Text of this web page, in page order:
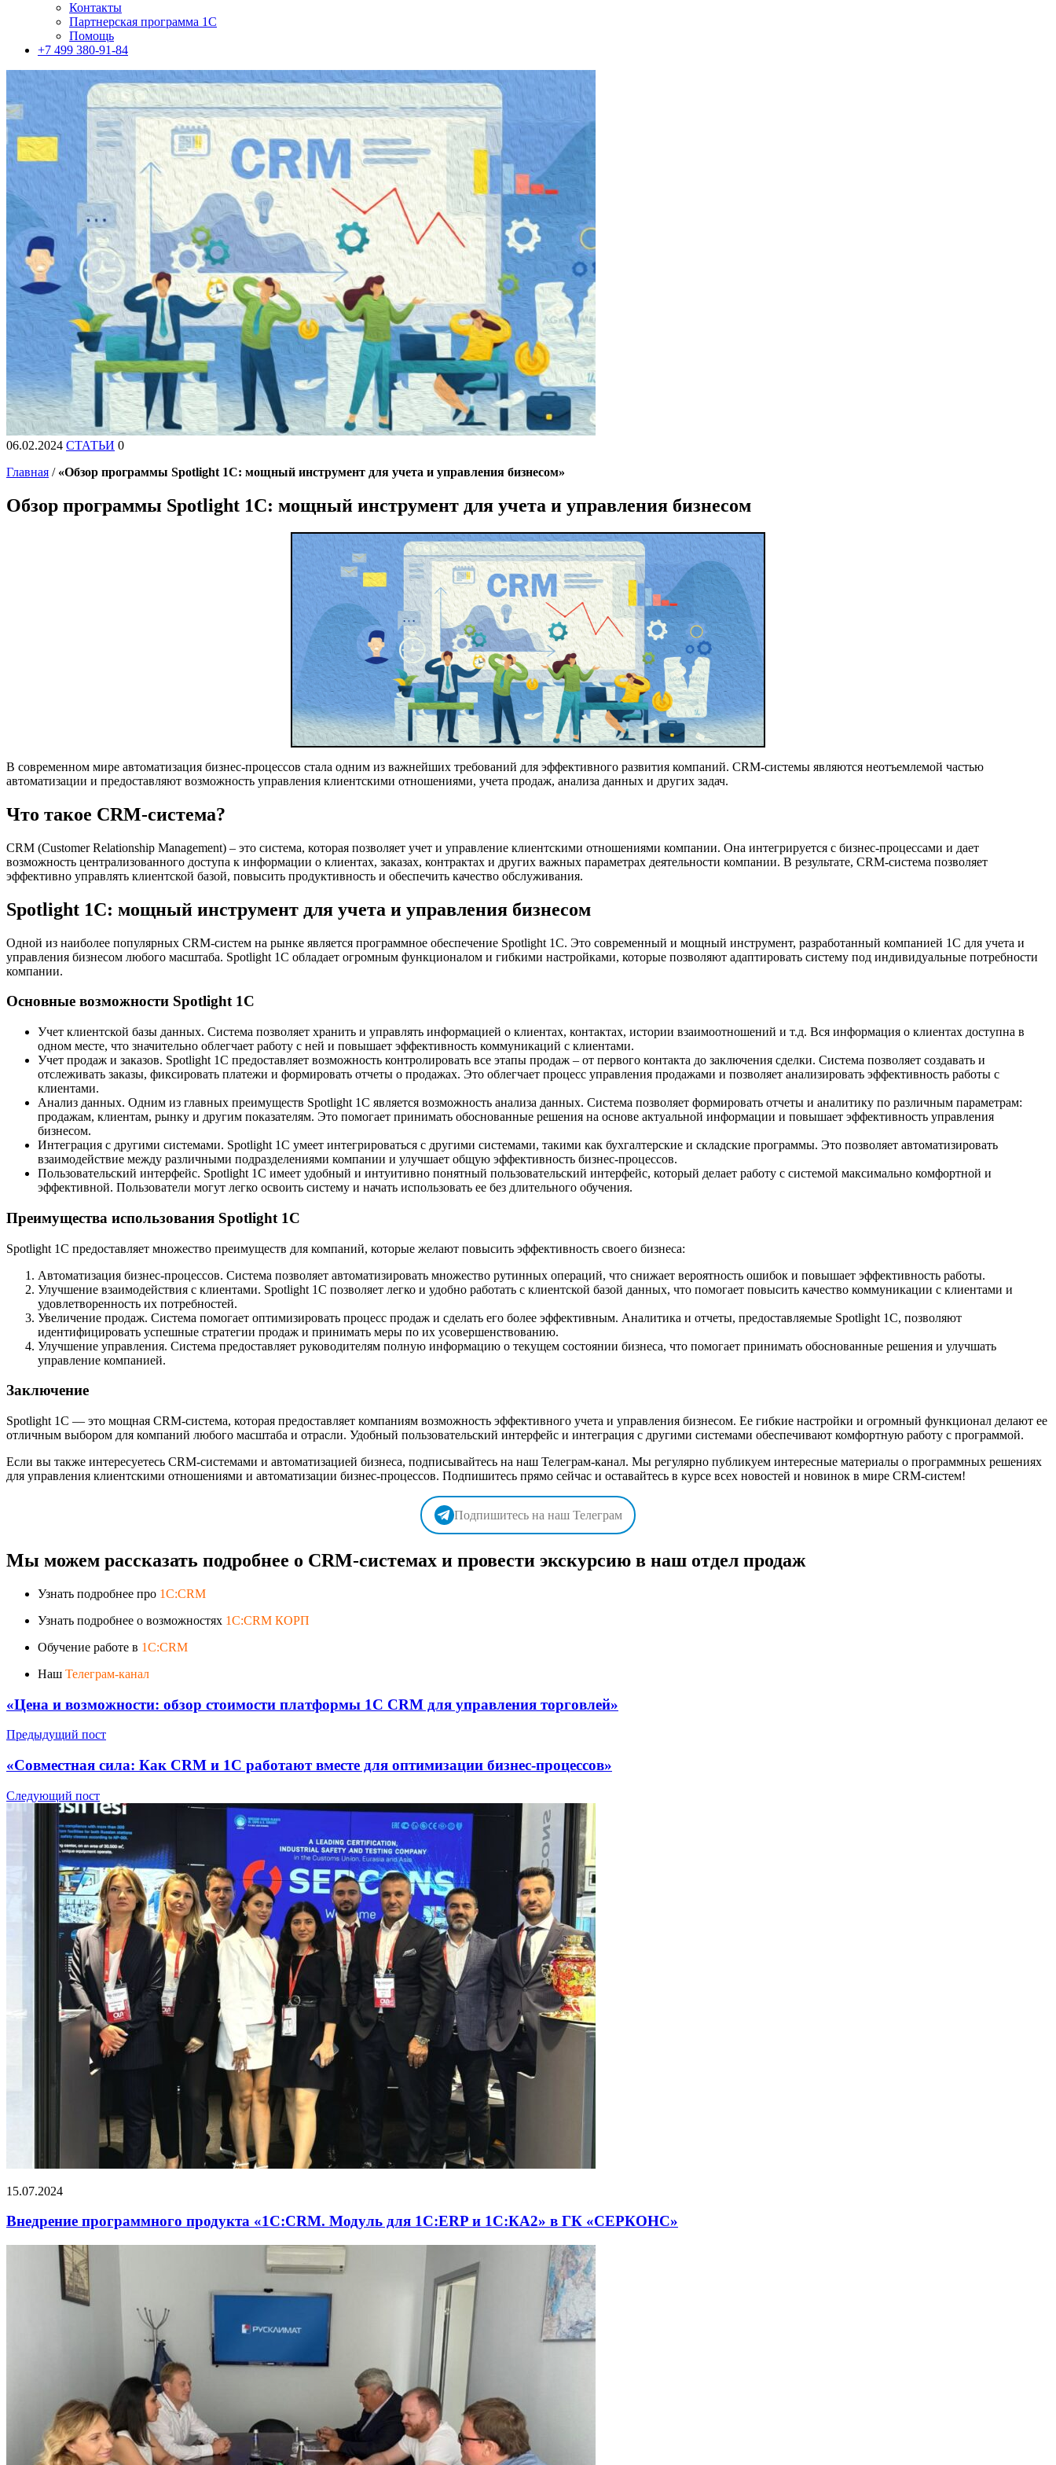
Контакты
Партнерская программа 1С
Помощь
+7 499 380-91-84
06.02.2024 СТАТЬИ 0
Главная / «Обзор программы Spotlight 1C: мощный инструмент для учета и управления бизнесом»
Обзор программы Spotlight 1C: мощный инструмент для учета и управления бизнесом
В современном мире автоматизация бизнес-процессов стала одним из важнейших требований для эффективного развития компаний. CRM-системы являются неотъемлемой частью
автоматизации и предоставляют возможность управления клиентскими отношениями, учета продаж, анализа данных и других задач.
Что такое CRM-система?
CRM (Customer Relationship Management) – это система, которая позволяет учет и управление клиентскими отношениями компании. Она интегрируется с бизнес-процессами и дает
возможность централизованного доступа к информации о клиентах, заказах, контрактах и других важных параметрах деятельности компании. В результате, CRM-система позволяет
эффективно управлять клиентской базой, повысить продуктивность и обеспечить качество обслуживания.
Spotlight 1C: мощный инструмент для учета и управления бизнесом
Одной из наиболее популярных CRM-систем на рынке является программное обеспечение Spotlight 1C. Это современный и мощный инструмент, разработанный компанией 1C для учета и
управления бизнесом любого масштаба. Spotlight 1C обладает огромным функционалом и гибкими настройками, которые позволяют адаптировать систему под индивидуальные потребности
компании.
Основные возможности Spotlight 1C
Учет клиентской базы данных. Система позволяет хранить и управлять информацией о клиентах, контактах, истории взаимоотношений и т.д. Вся информация о клиентах доступна в
одном месте, что значительно облегчает работу с ней и повышает эффективность коммуникаций с клиентами.
Учет продаж и заказов. Spotlight 1C предоставляет возможность контролировать все этапы продаж – от первого контакта до заключения сделки. Система позволяет создавать и
отслеживать заказы, фиксировать платежи и формировать отчеты о продажах. Это облегчает процесс управления продажами и позволяет анализировать эффективность работы с
клиентами.
Анализ данных. Одним из главных преимуществ Spotlight 1C является возможность анализа данных. Система позволяет формировать отчеты и аналитику по различным параметрам:
продажам, клиентам, рынку и другим показателям. Это помогает принимать обоснованные решения на основе актуальной информации и повышает эффективность управления
бизнесом.
Интеграция с другими системами. Spotlight 1C умеет интегрироваться с другими системами, такими как бухгалтерские и складские программы. Это позволяет автоматизировать
взаимодействие между различными подразделениями компании и улучшает общую эффективность бизнес-процессов.
Пользовательский интерфейс. Spotlight 1C имеет удобный и интуитивно понятный пользовательский интерфейс, который делает работу с системой максимально комфортной и
эффективной. Пользователи могут легко освоить систему и начать использовать ее без длительного обучения.
Преимущества использования Spotlight 1C
Spotlight 1C предоставляет множество преимуществ для компаний, которые желают повысить эффективность своего бизнеса:
Автоматизация бизнес-процессов. Система позволяет автоматизировать множество рутинных операций, что снижает вероятность ошибок и повышает эффективность работы.
Улучшение взаимодействия с клиентами. Spotlight 1C позволяет легко и удобно работать с клиентской базой данных, что помогает повысить качество коммуникации с клиентами и
удовлетворенность их потребностей.
Увеличение продаж. Система помогает оптимизировать процесс продаж и сделать его более эффективным. Аналитика и отчеты, предоставляемые Spotlight 1C, позволяют
идентифицировать успешные стратегии продаж и принимать меры по их усовершенствованию.
Улучшение управления. Система предоставляет руководителям полную информацию о текущем состоянии бизнеса, что помогает принимать обоснованные решения и улучшать
управление компанией.
Заключение
Spotlight 1C — это мощная CRM-система, которая предоставляет компаниям возможность эффективного учета и управления бизнесом. Ее гибкие настройки и огромный функционал делают ее
отличным выбором для компаний любого масштаба и отрасли. Удобный пользовательский интерфейс и интеграция с другими системами обеспечивают комфортную работу с программой.
Если вы также интересуетесь CRM-системами и автоматизацией бизнеса, подписывайтесь на наш Телеграм-канал. Мы регулярно публикуем интересные материалы о программных решениях
для управления клиентскими отношениями и автоматизации бизнес-процессов. Подпишитесь прямо сейчас и оставайтесь в курсе всех новостей и новинок в мире CRM-систем!
Подпишитесь на наш Телеграм
Мы можем рассказать подробнее о CRM-системах и провести экскурсию в наш отдел продаж
Узнать подробнее про 1C:CRM
Узнать подробнее о возможностях 1C:CRM КОРП
Обучение работе в 1C:CRM
Наш Телеграм-канал
«Цена и возможности: обзор стоимости платформы 1С CRM для управления торговлей»
Предыдущий пост
«Совместная сила: Как CRM и 1С работают вместе для оптимизации бизнес-процессов»
Следующий пост
15.07.2024
Внедрение программного продукта «1С:CRM. Модуль для 1С:ERP и 1С:КА2» в ГК «СЕРКОНС»